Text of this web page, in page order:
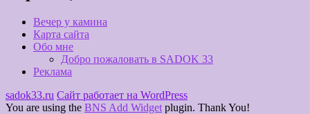
Вечер у камина
Карта сайта
Обо мне
Добро пожаловать в SADOK 33
Реклама
sadok33.ru Сайт работает на WordPress
You are using the BNS Add Widget plugin. Thank You!